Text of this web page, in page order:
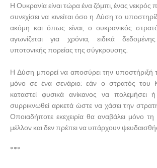
Η Ουκρανία είναι τώρα ένα ζόμπι, ένας
συνεχίσει να κινείται όσο η Δύση το
ακόμη και όπως είναι, ο ουκρανικός
αγωνίζεται για χρόνια, ειδικά
υποτονικής πορείας της σύγκρουσης.
Η Δύση μπορεί να αποσύρει την υποστήριξή
μόνο σε ένα σενάριο: εάν ο στρατός του
καταστεί φυσικά ανίκανος να πολεμήσει
συρρικνωθεί αρκετά ώστε να χάσει την
Οποιαδήποτε εκεχειρία θα αναβάλει μόνο
μέλλον και δεν πρέπει να υπάρχουν
***